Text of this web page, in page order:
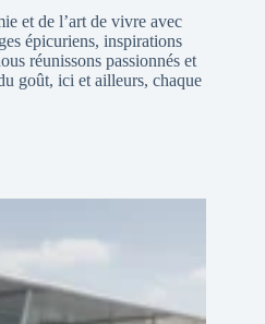
et de l’art de vivre avec
épicuriens, inspirations
réunissons passionnés et
goût, ici et ailleurs, chaque